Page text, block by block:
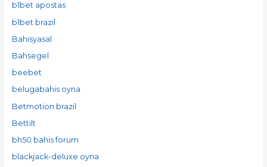
b1bet apostas
b1bet brazil
Bahisyasal
Bahsegel
beebet
belugabahis oyna
Betmotion brazil
Bettilt
bh50 bahis forum
blackjack-deluxe oyna